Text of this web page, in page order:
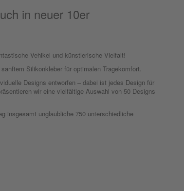
in neuer 10er
Vehikel und künstlerische Vielfalt!
Silikonkleber für optimalen Tragekomfort.
Designs entworfen – dabei ist jedes Design für
wir eine vielfältige Auswahl von 50 Designs
insgesamt unglaubliche 750 unterschiedliche